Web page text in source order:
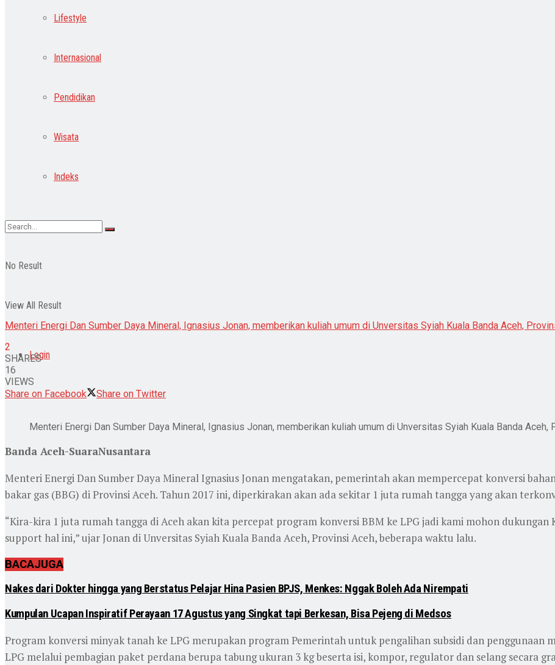
Lifestyle
Internasional
Pendidikan
Wisata
Indeks
No Result
View All Result
Login
Menteri Energi Dan Sumber Daya Mineral, Ignasius Jonan, memberikan kuliah umum di Unversitas Syiah Kuala Banda Aceh,
2
SHARES
16
VIEWS
Share on Facebook
Share on Twitter
Menteri Energi Dan Sumber Daya Mineral, Ignasius Jonan, memberikan kuliah umum di Unversitas Syiah Kuala Banda Aceh,
Banda Aceh-SuaraNusantara
Menteri Energi Dan Sumber Daya Mineral Ignasius Jonan mengatakan, pemerintah akan mempercepat konversi
bakar gas (BBG) di Provinsi Aceh. Tahun 2017 ini, diperkirakan akan ada sekitar 1 juta rumah tangga yang akan
“Kira-kira 1 juta rumah tangga di Aceh akan kita percepat program konversi BBM ke LPG jadi kami mohon dukungan
support hal ini,” ujar Jonan di Unversitas Syiah Kuala Banda Aceh, Provinsi Aceh, beberapa waktu lalu.
BACAJUGA
Nakes dari Dokter hingga yang Berstatus Pelajar Hina Pasien BPJS, Menkes: Nggak Boleh Ada Nirempati
Kumpulan Ucapan Inspiratif Perayaan 17 Agustus yang Singkat tapi Berkesan, Bisa Pejeng di Medsos
Program konversi minyak tanah ke LPG merupakan program Pemerintah untuk pengalihan subsidi dan penggunaan
LPG melalui pembagian paket perdana berupa tabung ukuran 3 kg beserta isi, kompor, regulator dan selang secara